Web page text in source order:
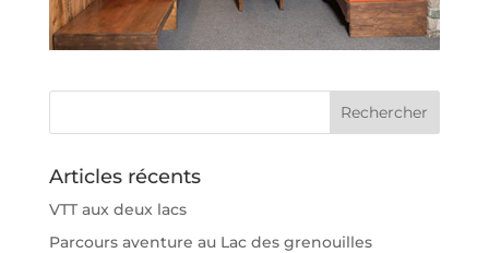
Articles récents
VTT aux deux lacs
Parcours aventure au Lac des grenouilles